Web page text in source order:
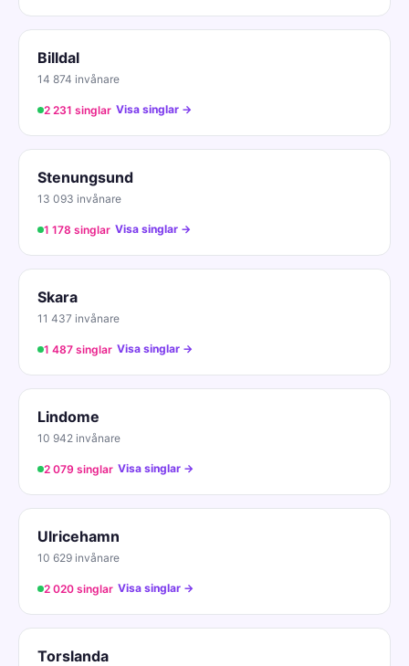
Billdal
14 874 invånare
2 231 singlar Visa singlar →
Stenungsund
13 093 invånare
1 178 singlar Visa singlar →
Skara
11 437 invånare
1 487 singlar Visa singlar →
Lindome
10 942 invånare
2 079 singlar Visa singlar →
Ulricehamn
10 629 invånare
2 020 singlar Visa singlar →
Torslanda